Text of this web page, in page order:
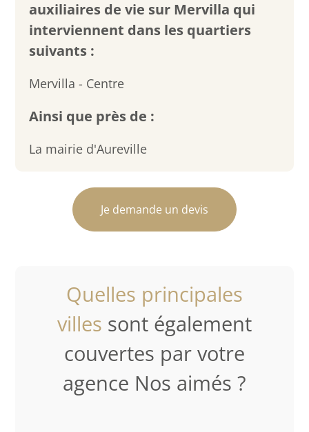
auxiliaires de vie sur Mervilla qui
interviennent dans les quartiers
suivants :
Mervilla - Centre
Ainsi que près de :
La mairie d'Aureville
Je demande un devis
Quelles principales
villes sont également
couvertes par votre
agence Nos aimés ?